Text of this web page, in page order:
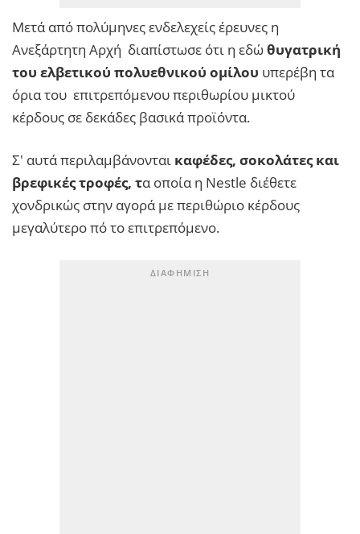
Μετά από πολύμηνες ενδελεχείς έρευνες η
Ανεξάρτητη Αρχή διαπίστωσε ότι η εδώθυγατρική
του ελβετικού πολυεθνικού ομίλου υπερέβη τα
όρια του επιτρεπόμενου περιθωρίου μικτού
κέρδους σε δεκάδες βασικά προϊόντα.
Σ' αυτά περιλαμβάνονται καφέδες, σοκολάτες και
βρεφικές τροφές, τα οποία η Nestle διέθετε
χονδρικώς στην αγορά με περιθώριο κέρδους
μεγαλύτερο πό το επιτρεπόμενο.